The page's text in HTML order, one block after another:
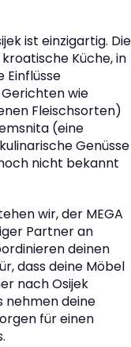
ist einzigartig. Die
Küche, in
wie
Fleischsorten)
(eine
Genüsse
nicht bekannt
wir, der MEGA
Partner an
deinen
dass deine Möbel
nach Osijek
nehmen deine
für einen